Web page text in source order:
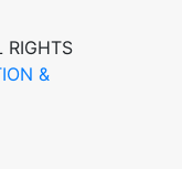
RIGHTS
&